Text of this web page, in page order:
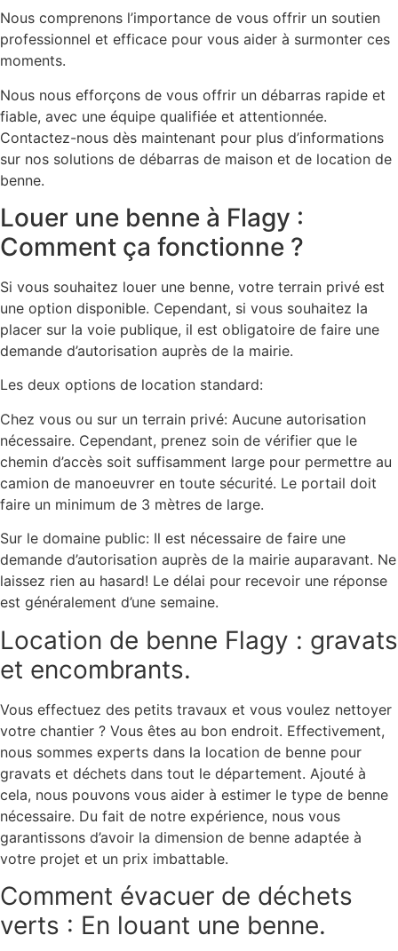
Nous comprenons l’importance de vous offrir un soutien
professionnel et efficace pour vous aider à surmonter ces
moments.
Nous nous efforçons de vous offrir un débarras rapide et
fiable, avec une équipe qualifiée et attentionnée.
Contactez-nous dès maintenant pour plus d’informations
sur nos solutions de débarras de maison et de location de
benne.
Louer une benne à Flagy :
Comment ça fonctionne ?
Si vous souhaitez louer une benne, votre terrain privé est
une option disponible. Cependant, si vous souhaitez la
placer sur la voie publique, il est obligatoire de faire une
demande d’autorisation auprès de la mairie.
Les deux options de location standard:
Chez vous ou sur un terrain privé: Aucune autorisation
nécessaire. Cependant, prenez soin de vérifier que le
chemin d’accès soit suffisamment large pour permettre au
camion de manoeuvrer en toute sécurité. Le portail doit
faire un minimum de 3 mètres de large.
Sur le domaine public: Il est nécessaire de faire une
demande d’autorisation auprès de la mairie auparavant. Ne
laissez rien au hasard! Le délai pour recevoir une réponse
est généralement d’une semaine.
Location de benne Flagy : gravats
et encombrants.
Vous effectuez des petits travaux et vous voulez nettoyer
votre chantier ? Vous êtes au bon endroit. Effectivement,
nous sommes experts dans la location de benne pour
gravats et déchets dans tout le département. Ajouté à
cela, nous pouvons vous aider à estimer le type de benne
nécessaire. Du fait de notre expérience, nous vous
garantissons d’avoir la dimension de benne adaptée à
votre projet et un prix imbattable.
Comment évacuer de déchets
verts : En louant une benne.